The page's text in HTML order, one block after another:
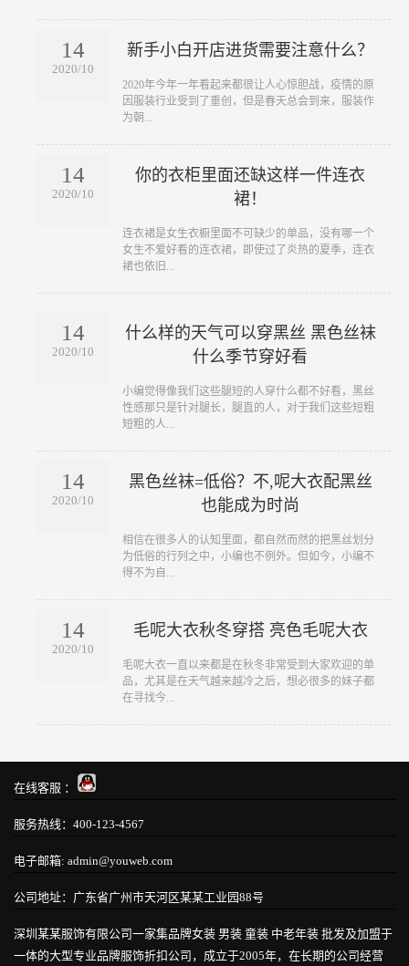
14
2020/10
新手小白开店进货需要注意什么？
​2020年今年一年看起来都很让人心惊胆战，疫情的原
因服装行业受到了重创，但是春天总会到来，服装作
为朝...
14
2020/10
你的衣柜里面还缺这样一件连衣
裙！
​连衣裙是女生衣橱里面不可缺少的单品，没有哪一个
女生不爱好看的连衣裙，即使过了炎热的夏季，连衣
裙也依旧...
14
2020/10
什么样的天气可以穿黑丝 黑色丝袜
什么季节穿好看
​小编觉得像我们这些腿短的人穿什么都不好看，黑丝
性感那只是针对腿长，腿直的人，对于我们这些短粗
短粗的人...
14
2020/10
黑色丝袜=低俗？不,呢大衣配黑丝
也能成为时尚
​相信在很多人的认知里面，都自然而然的把黑丝划分
为低俗的行列之中，小编也不例外。但如今，小编不
得不为自...
14
2020/10
毛呢大衣秋冬穿搭 亮色毛呢大衣
​毛呢大衣一直以来都是在秋冬非常受到大家欢迎的单
品，尤其是在天气越来越冷之后，想必很多的妹子都
在寻找今...
在线客服 ：
服务热线：400-123-4567
电子邮箱: admin@youweb.com
公司地址：广东省广州市天河区某某工业园88号
深圳某某服饰有限公司一家集品牌女装 男装 童装 中老年装 批发及加盟于
一体的大型专业品牌服饰折扣公司，成立于2005年，在长期的公司经营